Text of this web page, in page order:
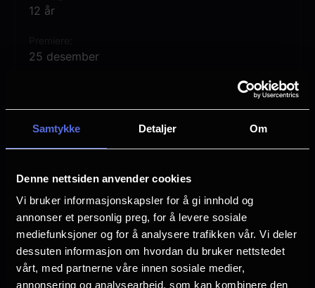
Samtykke Detaljer Om
Denne nettsiden anvender cookies
Vi bruker informasjonskapsler for å gi innhold og
annonser et personlig preg, for å levere sosiale
mediefunksjoner og for å analysere trafikken vår. Vi deler
dessuten informasjon om hvordan du bruker nettstedet
vårt, med partnerne våre innen sosiale medier,
annonsering og analysearbeid, som kan kombinere den
12 år
25 desember
Regi
Tom Gormican
Vurdering: (146 stemmer 63.31%)
Rollebesetning
Thandiwe Newton
Jack Black
Paul Rudd
overlevelse.